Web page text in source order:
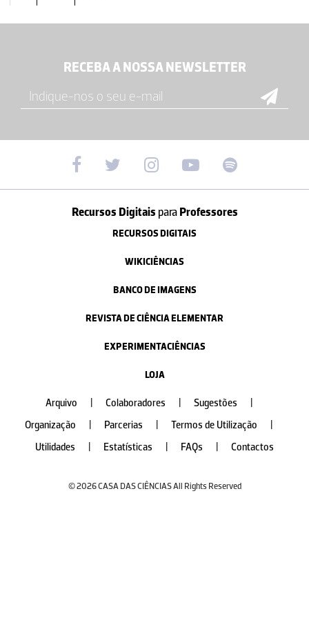
RECEBA A NOSSA NEWSLETTER
Recursos Digitais paraProfessores
RECURSOS DIGITAIS
WIKICIÊNCIAS
BANCO DE IMAGENS
REVISTA DE CIÊNCIA ELEMENTAR
EXPERIMENTACIÊNCIAS
LOJA
Arquivo Colaboradores Sugestões
Organização
Parcerias Termos de Utilização
Utilidades
Estatísticas FAQs Contactos
© 2026 CASA DAS CIÊNCIAS All Rights Reserved